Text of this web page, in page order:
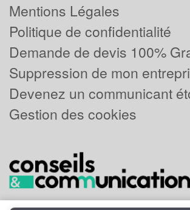
Mentions Légales
Politique de confidentialité
Demande de devis 100%
Suppression de mon
Devenez un communicant
Gestion des cookies